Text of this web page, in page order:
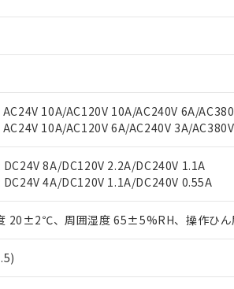
10A/AC120V 10A/AC240V 6A/
10A/AC120V 6A/AC240V 3A/
8A/DC120V 2.2A/DC240V 1.1A
4A/DC120V 1.1A/DC240V 0.55A
20±2℃、周囲湿度 65±5%RH、操作ひ
は、当社制御機器事業取扱商品の当社在
器事業取扱商品の中には、本サービスの
状況および標準価格はお客様のお取引先
にご相談ください。
よび標準価格結果を当社の事前の承諾な
機能（部品リスト作成サービス）をご利
があります。
ウェブサイト上で当社にご登録された部
製品・サービスに関するお客様との取引
物質）：
ルヘキシル) (DEHP)(別名：DOP) 1000ppm以下、フタ
以下、フタル酸ジイソブチル (DIBP) 1000ppm以下
業用監視および制御機器に対する適用除外項目は除く。
の４物質については閾値を超える意図的な使用がない
替え状況などにより、予定月が前後すること
書ダウンロード
材料含有率が中国RoHSの基準値を超え
Hg(水銀) : 1000ppm、 Cd(カドミウム) : 100ppm、
(2-エチルヘキシル)) : 1000ppm
用期限
質（10物質）のすべてが基準値以下である
です。当社販売部門へお問い合わせくださ
れら貴社製品のうち、外国為替および外
な手続きをとります。
製品を、核兵器、ミサイル、化学兵器、
使用いたしません。
社製品を第三者に販売する場合は、上記1
。
には満たないが在庫あり
なし(最新の在庫状況については、お客様の
販売店・当社販売員にご確認ください)
産機種、また在庫状況の情報を公開してい